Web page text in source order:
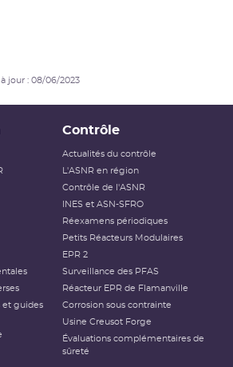
jour : 08/06/2023
et guides
Contrôle
Actualités du contrôle
L'ASNR en région
Contrôle de l'ASNR
INES et ASN-SFRO
Réexamens périodiques
Petits Réacteurs Modulaires
EPR 2
Surveillance des PFAS
Réacteur EPR de Flamanville
Corrosion sous contrainte
Usine Creusot Forge
Évaluations complémentaires de
sûreté